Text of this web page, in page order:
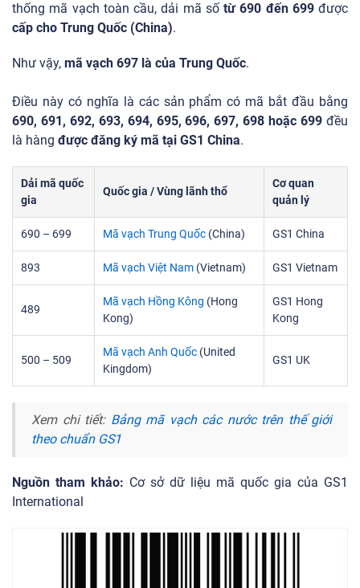
thống mã vạch toàn cầu, dải mã số từ 690 đến 699được
cấp cho Trung Quốc (China).
Như vậy, mã vạch 697 là của Trung Quốc.
Điều này có nghĩa là các sản phẩm có mã bắt đầu bằng
690, 691, 692, 693, 694, 695, 696, 697, 698 hoặc 699 đều
là hàng được đăng ký mã tại GS1 China.
Dải mã quốc
gia
Quốc gia / Vùng lãnh thổ
Cơ quan
quản lý
690 – 699 Mã vạch Trung Quốc (China) GS1 China
893 Mã vạch Việt Nam (Vietnam) GS1 Vietnam
489
Mã vạch Hồng Kông (Hong
Kong)
GS1 Hong
Kong
500 – 509
Mã vạch Anh Quốc (United
Kingdom)
GS1 UK
Xem chi tiết: Bảng mã vạch các nước trên thế giới
theo chuẩn GS1
Nguồn tham khảo: Cơ sở dữ liệu mã quốc gia của GS1
International